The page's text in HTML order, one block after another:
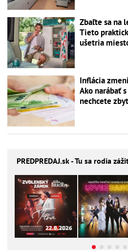
Zbaľte sa na
Tieto
ušetria
Inflácia
Ako narábať
nechcete
PREDPREDAJ.sk - Tu sa rodia